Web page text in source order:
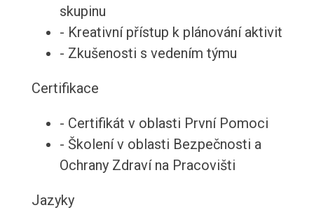
skupinu
- Kreativní přístup k plánování aktivit
- Zkušenosti s vedením týmu
Certifikace
- Certifikát v oblasti První Pomoci
- Školení v oblasti Bezpečnosti a
Ochrany Zdraví na Pracovišti
Jazyky